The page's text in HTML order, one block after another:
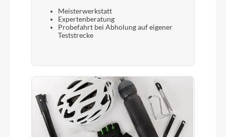
Gepäckträger
Aluminium, schwarz
Bremshebel
Shimano BR-MT200
Meisterwerkstatt
Expertenberatung
Probefahrt bei Abholung auf eigener
Teststrecke